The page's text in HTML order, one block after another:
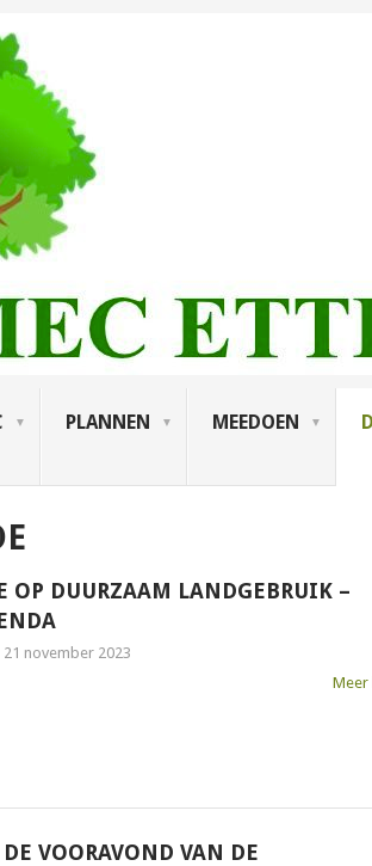
PLANNEN MEEDOEN
OP DUURZAAM LANDGEBRUIK –
21 november 2023
Meer
VOORAVOND VAN DE